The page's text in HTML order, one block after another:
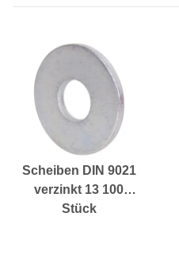
Scheiben DIN 9021
verzinkt 13 100
Stück